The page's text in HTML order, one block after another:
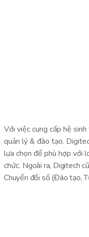
Với việc cung cấp hệ
quản lý & đào tạo.
lựa chọn để phù hợp với
chức. Ngoài ra, Digitech
Chuyển đổi số (Đào tạo,